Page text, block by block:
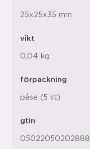
25x25x35 mm
vikt
0,04 kg
förpackning
påse (5 st)
gtin
05022050202888